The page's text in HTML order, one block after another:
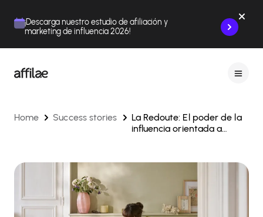
¡Descarga nuestro estudio de afiliación y
marketing de influencia 2026!
Home Success stories
La Redoute: El poder de la
influencia orientada a